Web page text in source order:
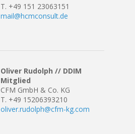
T. +49 151 23063151
mail@hcmconsult.de
Oliver Rudolph // DDIM
Mitglied
CFM GmbH & Co. KG
T. +49 15206393210
oliver.rudolph@cfm-kg.com